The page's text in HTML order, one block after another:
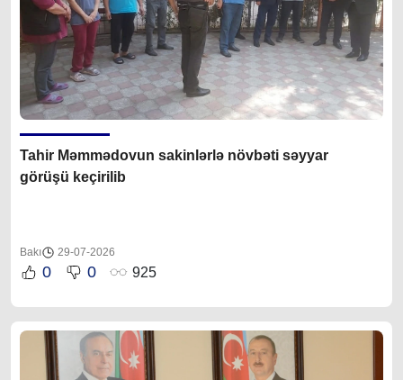
Tahir Məmmədovun sakinlərlə növbəti səyyar
görüşü keçirilib
Bakı 29-07-2026
0 0 925